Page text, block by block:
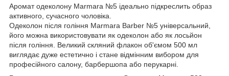
Аромат одеколону Marmara №5 ідеально підкреслить образ
активного, сучасного чоловіка.
Одеколон після гоління Marmara Barber №5 універсальний,
його можна використовувати як одеколон або як лосьйон
після гоління. Великий скляний флакон об'ємом 500 мл
виглядає дуже естетично і стане відмінним вибором для
професійного салону, барбершопа або перукарні.